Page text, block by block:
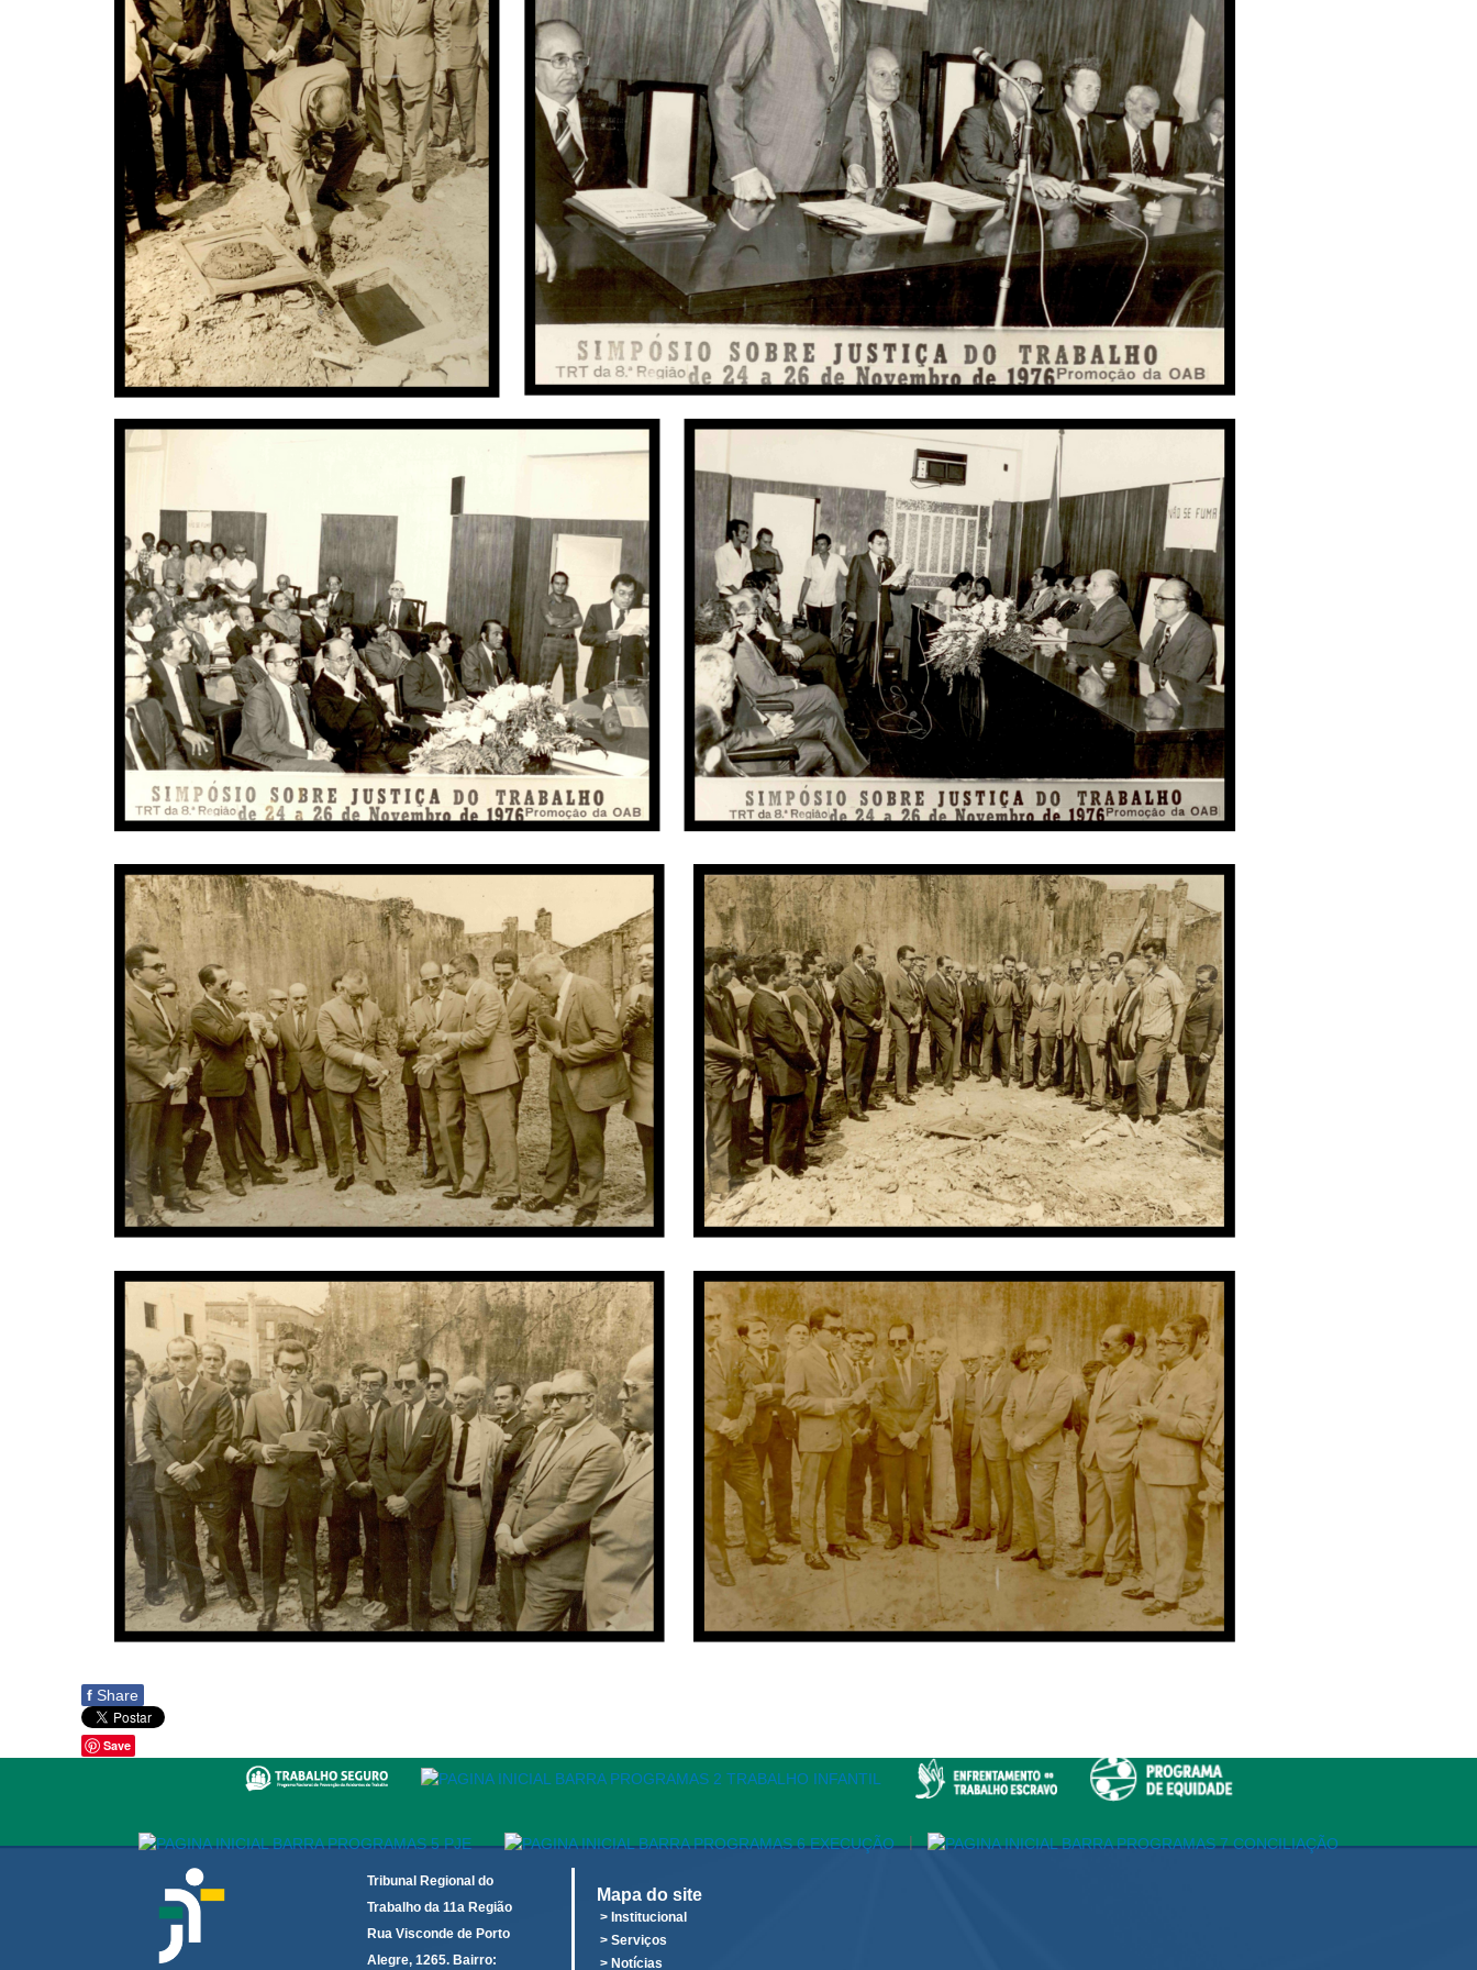
f Share
Save
|
Tribunal Regional do
Trabalho da 11a Região
Rua Visconde de Porto
Alegre, 1265. Bairro:
Mapa do site
> Institucional
> Serviços
> Notícias